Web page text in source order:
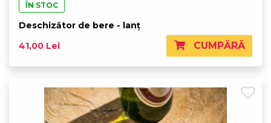
ÎN STOC
Deschizător de bere - lanț
41,00 Lei
CUMPĂRĂ